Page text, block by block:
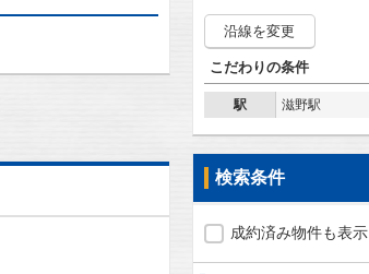
沿線を変更
こだわりの条件
駅 滋野駅
検索条件
成約済み物件も表示